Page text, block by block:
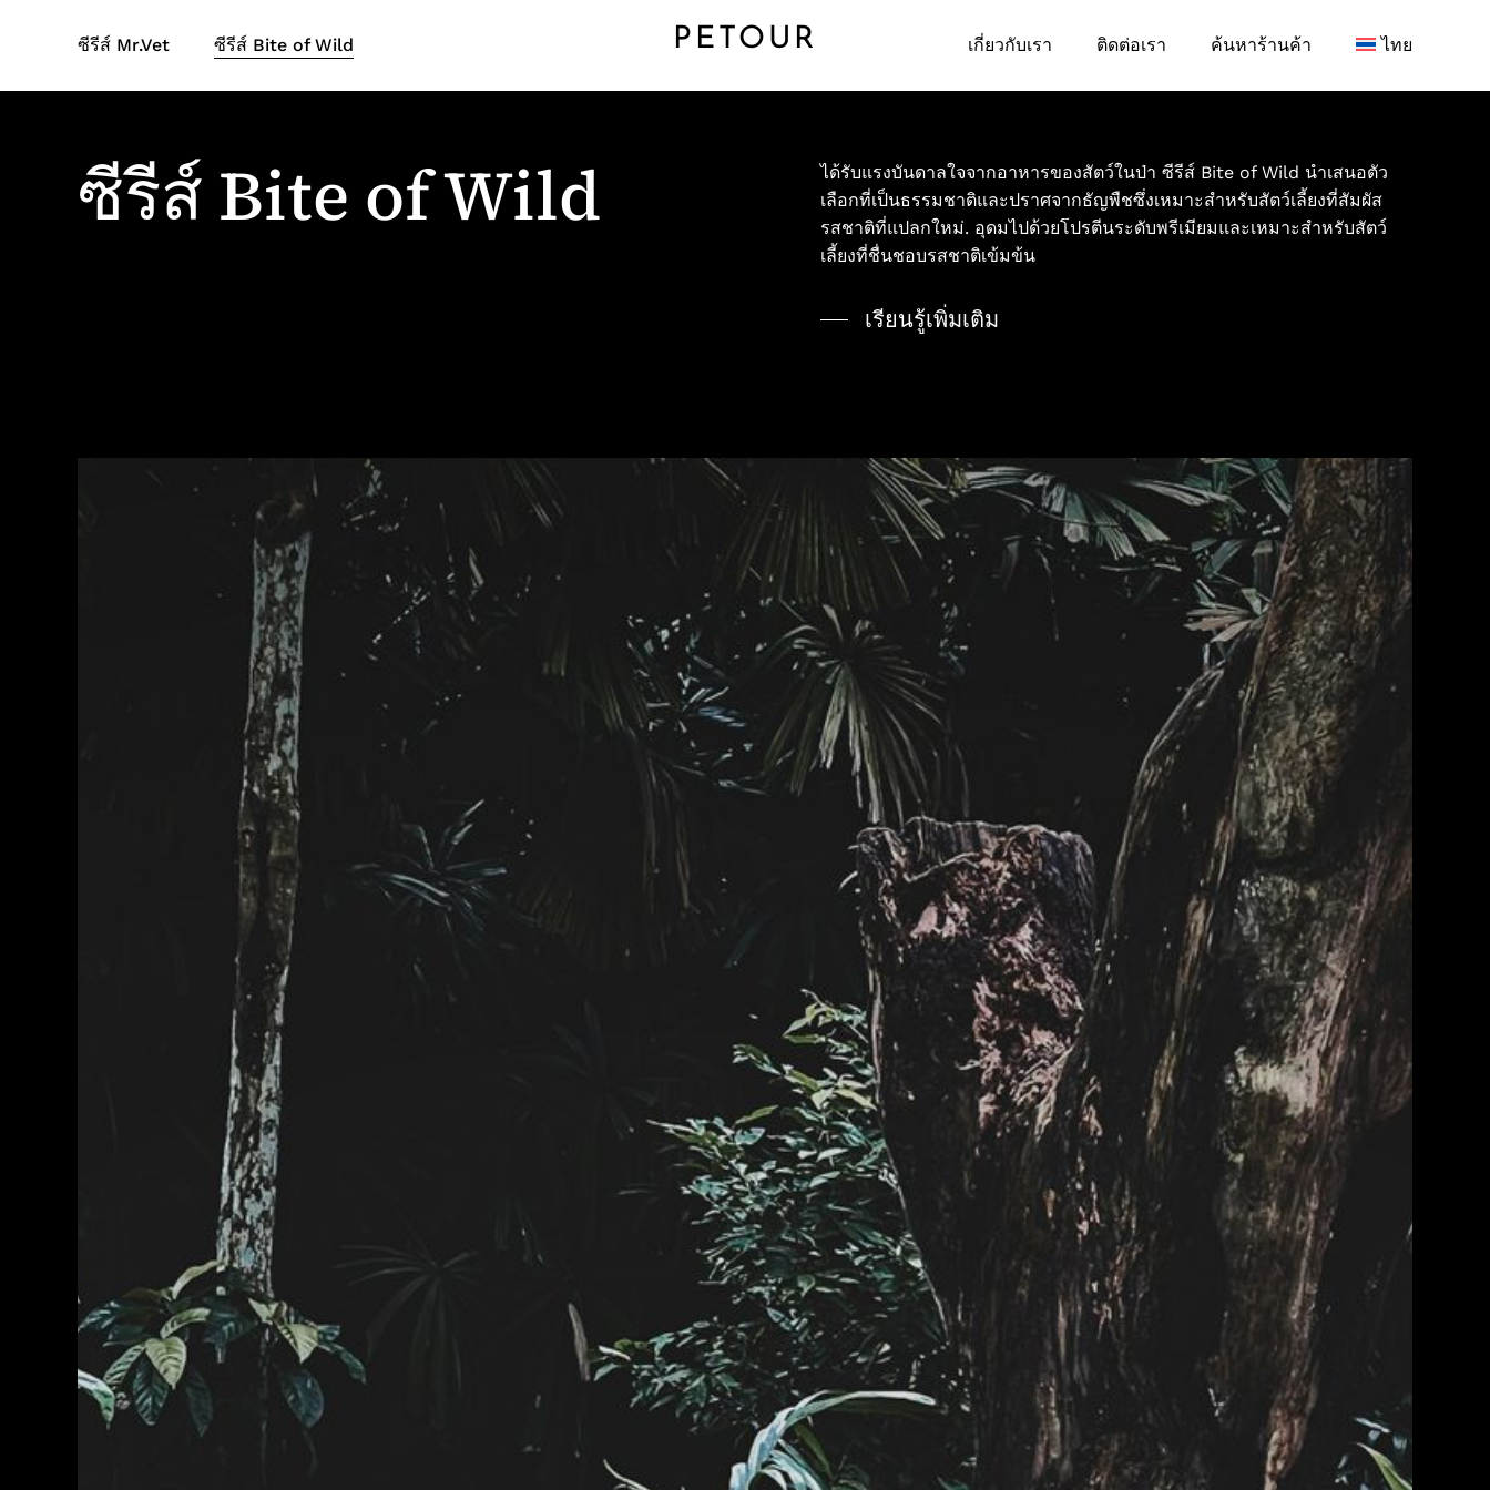
content
PETOUR
ซีรีส์ Mr.Vet ซีรีส์ Bite of Wild เกี่ยวกับเรา ติดต่อเรา ค้นหาร้านค้า ไทย
ซีรีส์ Bite of Wild
ได้รับแรงบันดาลใจจากอาหารของสัตว์ในป่า ซีรีส์ Bite of Wild นำเสนอตัว
เลือกที่เป็นธรรมชาติและปราศจากธัญพืชซึ่งเหมาะสำหรับสัตว์เลี้ยงที่สัมผัส
รสชาติที่แปลกใหม่. อุดมไปด้วยโปรตีนระดับพรีเมียมและเหมาะสำหรับสัตว์
เลี้ยงที่ชื่นชอบรสชาติเข้มข้น
เรียนรู้เพิ่มเติม